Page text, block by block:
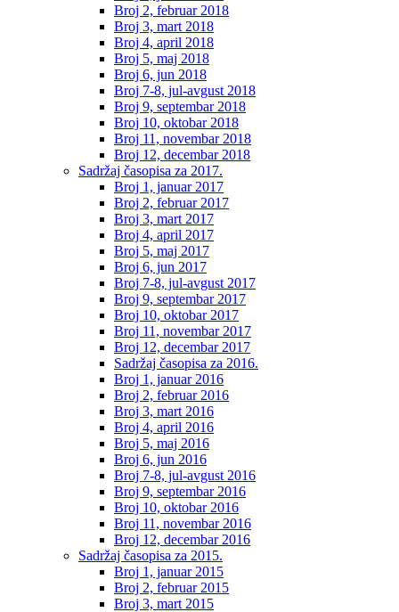
Broj 2, februar 2018
Broj 3, mart 2018
Broj 4, april 2018
Broj 5, maj 2018
Broj 6, jun 2018
Broj 7-8, jul-avgust 2018
Broj 9, septembar 2018
Broj 10, oktobar 2018
Broj 11, novembar 2018
Broj 12, decembar 2018
Sadržaj časopisa za 2017.
Broj 1, januar 2017
Broj 2, februar 2017
Broj 3, mart 2017
Broj 4, april 2017
Broj 5, maj 2017
Broj 6, jun 2017
Broj 7-8, jul-avgust 2017
Broj 9, septembar 2017
Broj 10, oktobar 2017
Broj 11, novembar 2017
Broj 12, decembar 2017
Sadržaj časopisa za 2016.
Broj 1, januar 2016
Broj 2, februar 2016
Broj 3, mart 2016
Broj 4, april 2016
Broj 5, maj 2016
Broj 6, jun 2016
Broj 7-8, jul-avgust 2016
Broj 9, septembar 2016
Broj 10, oktobar 2016
Broj 11, novembar 2016
Broj 12, decembar 2016
Sadržaj časopisa za 2015.
Broj 1, januar 2015
Broj 2, februar 2015
Broj 3, mart 2015